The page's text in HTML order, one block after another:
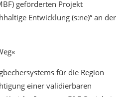
geförderten Projekt
Entwicklung (s:ne)“ an der
für die Region
einer validierbaren